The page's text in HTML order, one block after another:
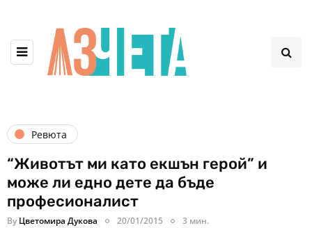
Ревюта
“Животът ми като екшън герой” и
може ли едно дете да бъде
професионалист
By Цветомира Дукова 20/01/2015 3 мин.